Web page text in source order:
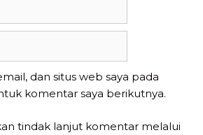
dan situs web saya pada
komentar saya berikutnya.
tindak lanjut komentar melalui